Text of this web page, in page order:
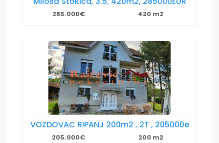
285.000€ 420 m2
VOZDOVAC RIPANJ 200m2 , 2T , 205000e
205.000€ 200 m2